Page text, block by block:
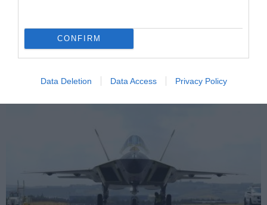
CONFIRM
Data Deletion Data Access Privacy Policy
συμφωνία για τον αγωγό πετρελαίου –
Μεταφορά έως 750.000 βαρέλια
ημερησίως
01.08.2026 | 16:05